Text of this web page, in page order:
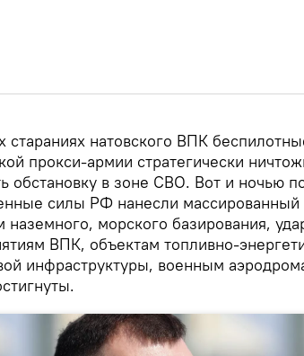
стараниях натовского ВПК
прокси-армии стратегически
обстановку в зоне СВО. Вот и ночью
силы РФ нанесли массированный
наземного, морского базирования,
ВПК, объектам топливно-
инфраструктуры, военным